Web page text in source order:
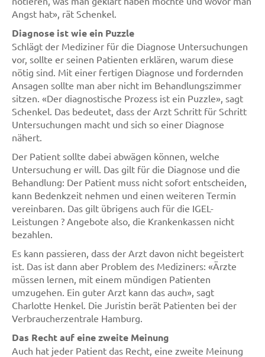
Angst hat», rät Schenkel.
Diagnose ist wie ein Puzzle
Schlägt der Mediziner für die Diagnose Untersuchungen
vor, sollte er seinen Patienten erklären, warum diese
nötig sind. Mit einer fertigen Diagnose und fordernden
Ansagen sollte man aber nicht im Behandlungszimmer
sitzen. «Der diagnostische Prozess ist ein Puzzle», sagt
Schenkel. Das bedeutet, dass der Arzt Schritt für Schritt
Untersuchungen macht und sich so einer Diagnose
nähert.
Der Patient sollte dabei abwägen können, welche
Untersuchung er will. Das gilt für die Diagnose und die
Behandlung: Der Patient muss nicht sofort entscheiden,
kann Bedenkzeit nehmen und einen weiteren Termin
vereinbaren. Das gilt übrigens auch für die IGEL-
Leistungen ? Angebote also, die Krankenkassen nicht
bezahlen.
Es kann passieren, dass der Arzt davon nicht begeistert
ist. Das ist dann aber Problem des Mediziners: «Ärzte
müssen lernen, mit einem mündigen Patienten
umzugehen. Ein guter Arzt kann das auch», sagt
Charlotte Henkel. Die Juristin berät Patienten bei der
Verbraucherzentrale Hamburg.
Das Recht auf eine zweite Meinung
Auch hat jeder Patient das Recht, eine zweite Meinung